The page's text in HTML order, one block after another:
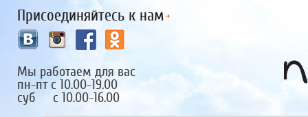
Присоединяйтесь к нам
Мы работаем для вас
пн-пт с 10.00-19.00
суб с 10.00-16.00